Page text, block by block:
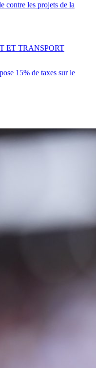
contre les projets de la
15% de taxes sur le
ET TRANSPORT